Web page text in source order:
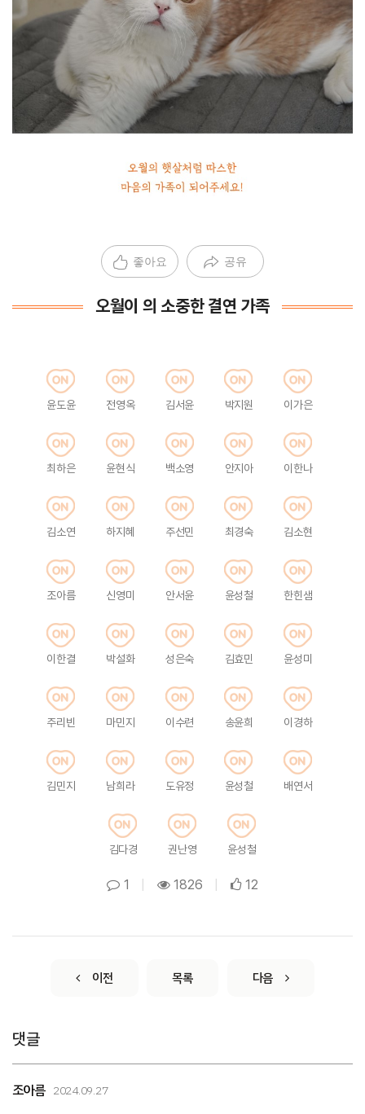
좋아요 공유
오월이 의 소중한 결연 가족
윤도윤 전영옥 김서윤 박지원 이가은
최하은 윤현식 백소영 안지아 이한나
김소연 하지혜 주선민 최경숙 김소현
조아름 신영미 안서윤 윤성철 한힌샘
이한결 박설화 성은숙 김효민 윤성미
주리빈 마민지 이수련 송윤희 이경하
김민지 남희라 도유정 윤성철 배연서
김다경 권난영 윤성철
1 1826 12
이전 목록 다음
댓글
조아름 2024.09.27